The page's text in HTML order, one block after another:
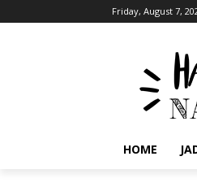
Friday, August 7,
HOME